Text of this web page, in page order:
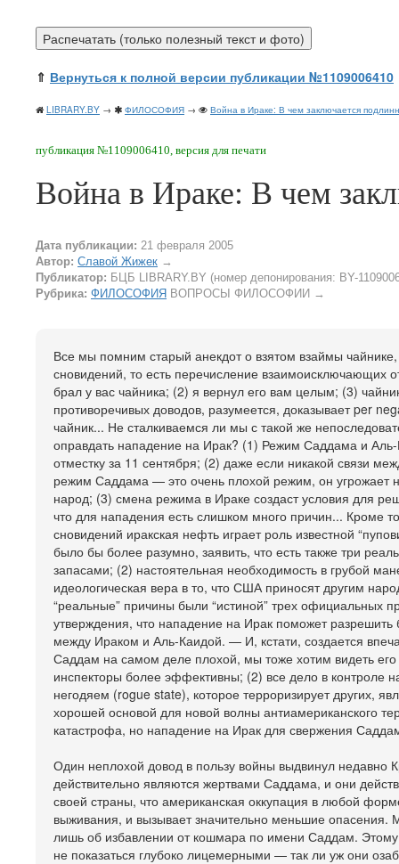
⇑ Вернуться к полной версии публикации №1109006410
LIBRARY.BY → ФИЛОСОФИЯ → Война в Ираке: В чем заключается
публикация №1109006410, версия для печати
Война в Ираке: В чем
Дата публикации: 21 февраля 2005
Автор: Славой Жижек →
Публикатор: БЦБ LIBRARY.BY (номер депонирования: BY-
Рубрика: ФИЛОСОФИЯ ВОПРОСЫ ФИЛОСОФИИ →
Все мы помним старый анекдот о взятом взаймы
сновидений, то есть перечисление взаимоисключающих
брал у вас чайника; (2) я вернул его вам целым; (3)
противоречивых доводов, разумеется, доказывает per
чайник... Не сталкиваемся ли мы с такой же
оправдать нападение на Ирак? (1) Режим Саддама и
отместку за 11 сентября; (2) даже если никакой связи
режим Саддама — это очень плохой режим, он угрожает
народ; (3) смена режима в Ираке создаст условия для
что для нападения есть слишком много причин... Кроме
сновидений иракская нефть играет роль известной
было бы более разумно, заявить, что есть также три
запасами; (2) настоятельная необходимость в грубой
идеологическая вера в то, что США приносят другим
“реальные” причины были “истиной” трех официальных
утверждения, что нападение на Ирак поможет
между Ираком и Аль-Каидой. — И, кстати, создается
Саддам на самом деле плохой, мы тоже хотим видеть
инспекторы более эффективны; (2) все дело в контроле
негодяем (rogue state), которое терроризирует других,
хорошей основой для новой волны антиамериканского
катастрофа, но нападение на Ирак для свержения
Один неплохой довод в пользу войны выдвинул недавно
действительно являются жертвами Саддама, и они
своей страны, что американская оккупация в любой
выживания, и вызывает значительно меньшие опасения.
лишь об избавлении от кошмара по имени Саддам.
не показаться глубоко лицемерными — так ли уж они